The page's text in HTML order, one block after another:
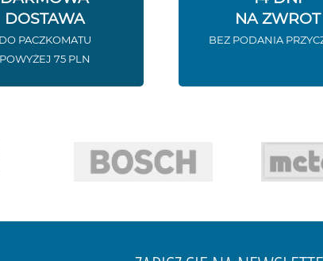
DOSTAWA
DO PACZKOMATU
POWYŻEJ 75 PLN
NA ZWROT
BEZ PODANIA